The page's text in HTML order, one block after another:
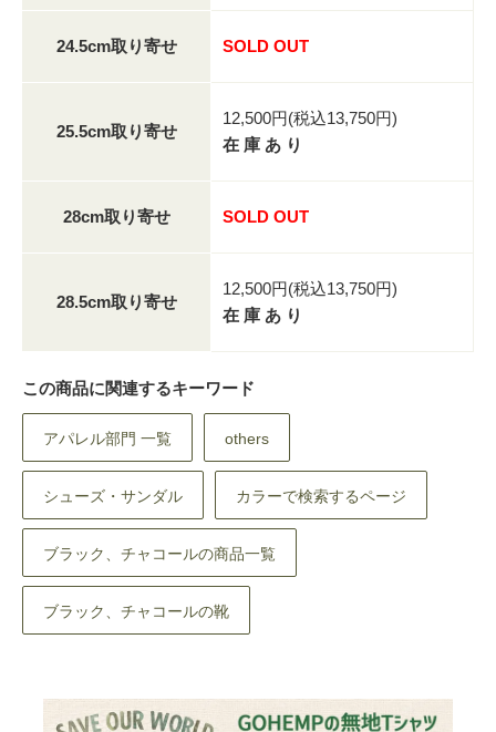
24.5cm取り寄せ SOLD OUT
25.5cm取り寄せ
12,500円(税込13,750円)
在 庫 あ り
28cm取り寄せ SOLD OUT
28.5cm取り寄せ
12,500円(税込13,750円)
在 庫 あ り
この商品に関連するキーワード
アパレル部門 一覧 others
シューズ・サンダル カラーで検索するページ
ブラック、チャコールの商品一覧
ブラック、チャコールの靴